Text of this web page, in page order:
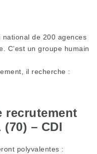
national de 200 agences
C’est un groupe humain
il recherche :
recrutement
(70) – CDI
polyvalentes :